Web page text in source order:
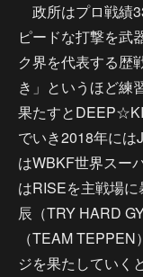
政所はプロ戦績
ピードな打撃を武
ク界を代表する歴
き」というほど練
果たすと
でいき2018年に
はWBKF世界スー
はRISEを主戦場
辰（TRY HARD
（TEAM
ジを果たしていく